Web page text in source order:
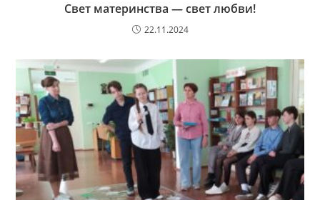
Свет материнства — свет любви!
22.11.2024